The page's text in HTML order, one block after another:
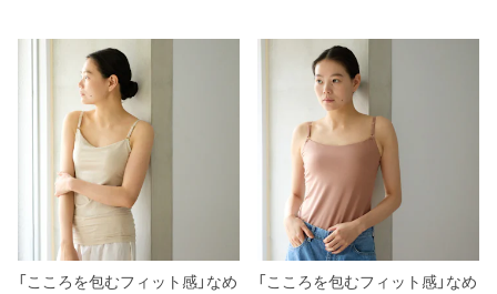
「こころを包むフィット感」なめ
「こころを包むフィット感」なめ